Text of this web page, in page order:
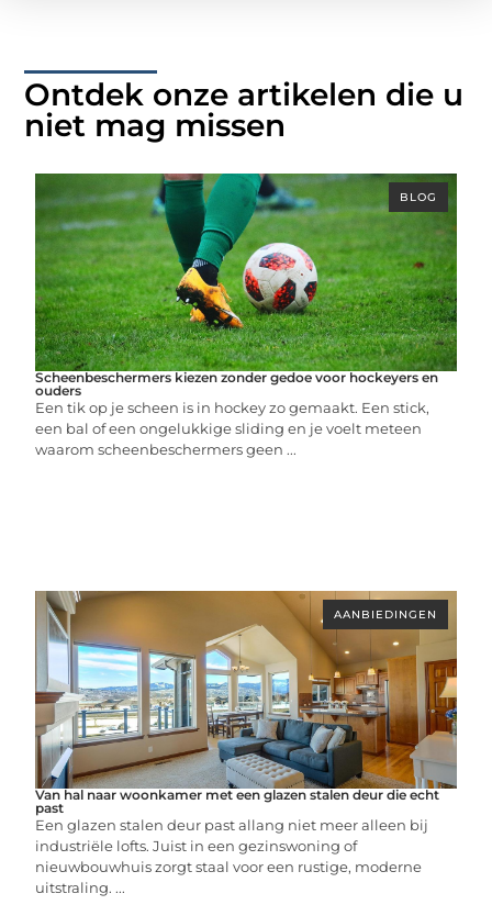
Ontdek onze artikelen die u
niet mag missen
BLOG
Scheenbeschermers kiezen zonder gedoe voor hockeyers en
ouders
Een tik op je scheen is in hockey zo gemaakt. Een stick,
een bal of een ongelukkige sliding en je voelt meteen
waarom scheenbeschermers geen ...
AANBIEDINGEN
Van hal naar woonkamer met een glazen stalen deur die echt
past
Een glazen stalen deur past allang niet meer alleen bij
industriële lofts. Juist in een gezinswoning of
nieuwbouwhuis zorgt staal voor een rustige, moderne
uitstraling. ...